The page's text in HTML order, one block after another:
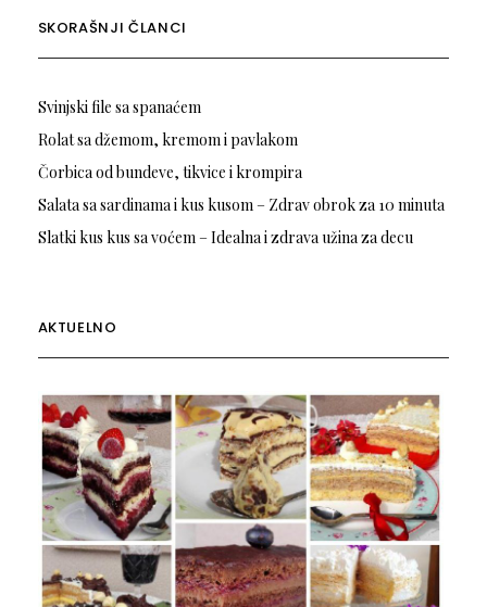
SKORAŠNJI ČLANCI
Svinjski file sa spanaćem
Rolat sa džemom, kremom i pavlakom
Čorbica od bundeve, tikvice i krompira
Salata sa sardinama i kus kusom – Zdrav obrok za 10 minuta
Slatki kus kus sa voćem – Idealna i zdrava užina za decu
AKTUELNO